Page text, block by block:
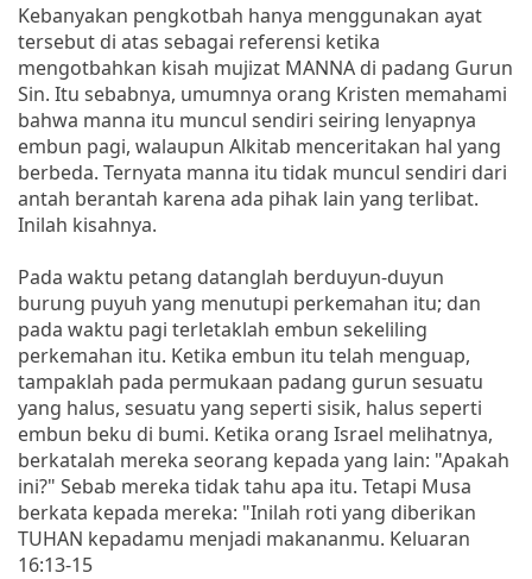
Kebanyakan pengkotbah hanya menggunakan ayat
tersebut di atas sebagai referensi ketika
mengotbahkan kisah mujizat MANNA di padang Gurun
Sin. Itu sebabnya, umumnya orang Kristen memahami
bahwa manna itu muncul sendiri seiring lenyapnya
embun pagi, walaupun Alkitab menceritakan hal yang
berbeda. Ternyata manna itu tidak muncul sendiri dari
antah berantah karena ada pihak lain yang terlibat.
Inilah kisahnya.
Pada waktu petang datanglah berduyun-duyun
burung puyuh yang menutupi perkemahan itu; dan
pada waktu pagi terletaklah embun sekeliling
perkemahan itu. Ketika embun itu telah menguap,
tampaklah pada permukaan padang gurun sesuatu
yang halus, sesuatu yang seperti sisik, halus seperti
embun beku di bumi. Ketika orang Israel melihatnya,
berkatalah mereka seorang kepada yang lain: "Apakah
ini?" Sebab mereka tidak tahu apa itu. Tetapi Musa
berkata kepada mereka: "Inilah roti yang diberikan
TUHAN kepadamu menjadi makananmu. Keluaran
16:13-15